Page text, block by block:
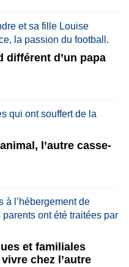
différent d’un papa
l’autre casse-
et familiales
chez l’autre